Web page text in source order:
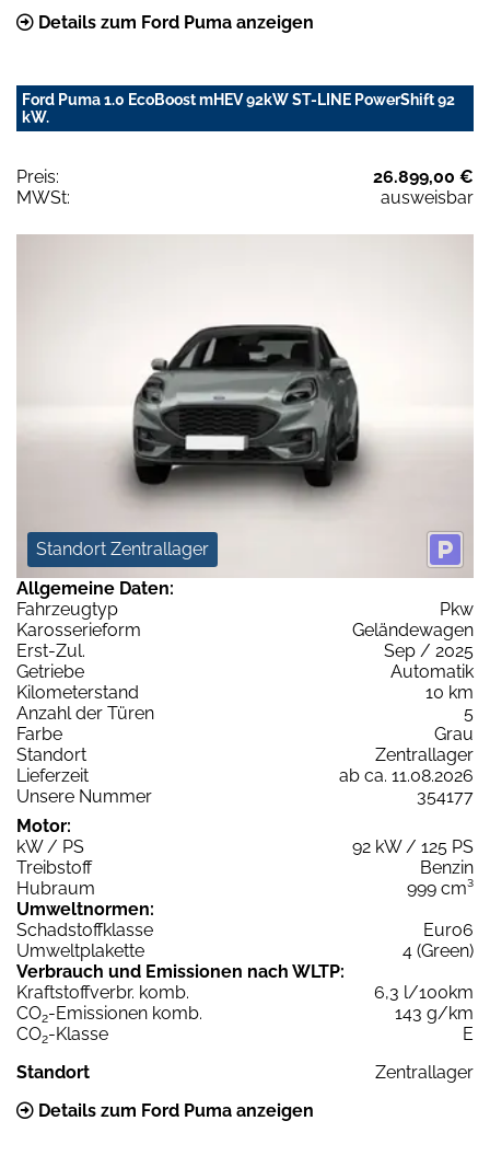
Details zum Ford Puma anzeigen
Ford Puma 1.0 EcoBoost mHEV 92kW ST-LINE PowerShift 92
kW.
Preis:
26.899,00 €
MWSt:
ausweisbar
Standort Zentrallager
Allgemeine Daten:
Fahrzeugtyp
Pkw
Karosserieform
Geländewagen
Erst-Zul.
Sep / 2025
Getriebe
Automatik
Kilometerstand
10 km
Anzahl der Türen
5
Farbe
Grau
Standort
Zentrallager
Lieferzeit
ab ca. 11.08.2026
Unsere Nummer
354177
Motor:
kW / PS
92 kW / 125 PS
Treibstoff
Benzin
Hubraum
999 cm³
Umweltnormen:
Schadstoffklasse
Euro6
Umweltplakette
4 (Green)
Verbrauch und Emissionen nach WLTP:
Kraftstoffverbr. komb.
6,3 l/100km
CO2-Emissionen komb.
143 g/km
CO2-Klasse
E
Standort
Zentrallager
Details zum Ford Puma anzeigen